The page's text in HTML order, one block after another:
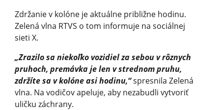
Zdržanie v kolóne je aktuálne približne hodinu.
Zelená vlna RTVS o tom informuje na sociálnej
sieti X.
„Zrazilo sa niekoľko vozidiel za sebou v rôznych
pruhoch, premávka je len v strednom pruhu,
zdržíte sa v kolóne asi hodinu,“spresnila Zelená
vlna. Na vodičov apeluje, aby nezabudli vytvoriť
uličku záchrany.